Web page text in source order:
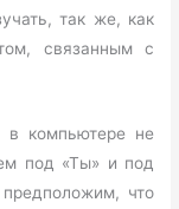
так же, как
связанным с
компьютере не
под «Ты» и под
что